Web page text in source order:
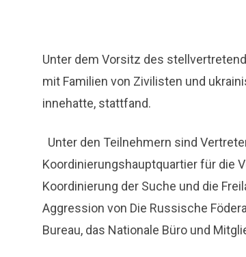
Unter dem Vorsitz des
mit Familien von Zivilisten und
innehatte, stattfand.
Unter den Teilnehmern sind
Koordinierungshauptquartier für die
Koordinierung der Suche und die
Aggression von Die Russische
Bureau, das Nationale Büro und